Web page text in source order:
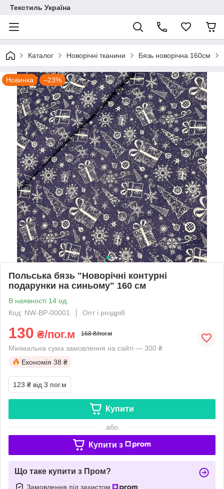
Текстиль Україна
Каталог Новорічні тканини Бязь новорічна 160см
Новинка –23%
Польська бязь "Новорічні контурні
подарунки на синьому" 160 см
В наявності 14 од.
Код: NW-BP-00001
Опт і роздріб
130 ₴/пог.м 168 ₴/пог.м
Мінімальна сума замовлення на сайті — 300 ₴
Економія 38 ₴
123 ₴ від 3 пог.м
Купити
або
Купити з
Що таке купити з Пром?
Замовлення під захистом